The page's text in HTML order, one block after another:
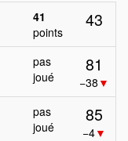
41
points
43
pas
joué
81
−38 ▼
pas
joué
85
−4▼